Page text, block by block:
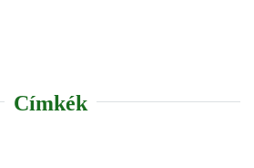
Címkék